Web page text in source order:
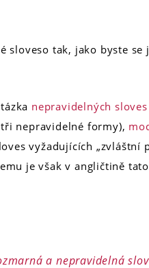
sloveso tak, jako byste
nepravidelných sloves
nepravidelné formy),
vyžadujících „zvláštní
je však v angličtině
a nepravidelná